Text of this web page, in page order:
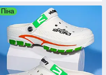
Піна